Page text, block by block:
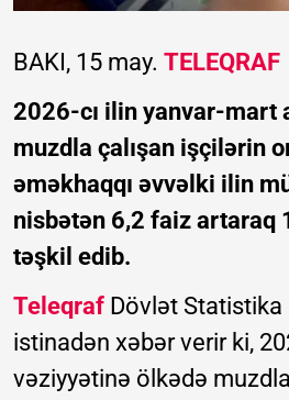
BAKI, 15 may. TELEQRAF
2026-cı ilin yanvar-mart
muzdla çalışan işçilərin
əməkhaqqı əvvəlki ilin
nisbətən 6,2 faiz artaraq
təşkil edib.
Teleqraf Dövlət
istinadən xəbər verir ki,
vəziyyətinə ölkədə